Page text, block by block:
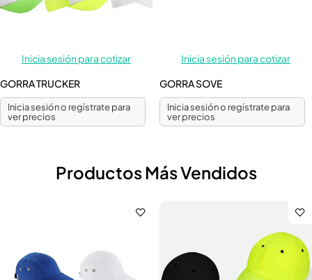
Inicia sesión para cotizar
GORRA TRUCKER
Inicia sesión o regístrate para
ver precios
Inicia sesión para cotizar
GORRA SOVE
Inicia sesión o regístrate para
ver precios
Productos Más Vendidos